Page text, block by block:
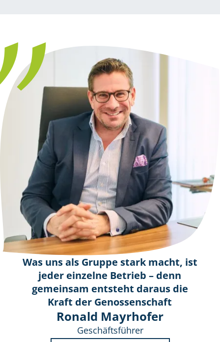
Was uns als Gruppe stark macht, ist
jeder einzelne Betrieb – denn
gemeinsam entsteht daraus die
Kraft der Genossenschaft
Ronald Mayrhofer
Geschäftsführer